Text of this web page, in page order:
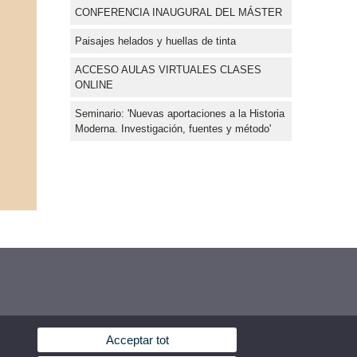
CONFERENCIA INAUGURAL DEL MÁSTER
Paisajes helados y huellas de tinta
ACCESO AULAS VIRTUALES CLASES
ONLINE
Seminario: 'Nuevas aportaciones a la Historia
Moderna. Investigación, fuentes y método'
Acceptar tot